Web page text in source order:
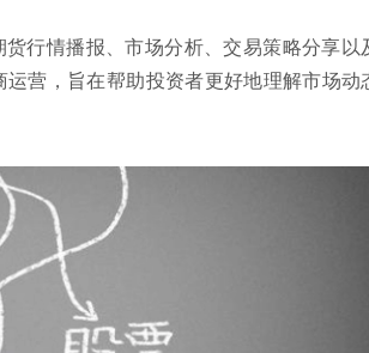
行情播报、市场分析、交易策略分享以
营，旨在帮助投资者更好地理解市场动